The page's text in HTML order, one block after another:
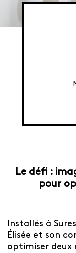
Le défi :
pour
Installés à
Élisée et son
optimiser deux